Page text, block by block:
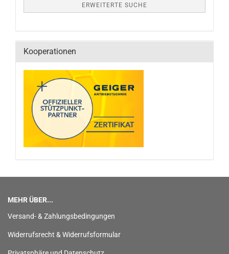
ERWEITERTE SUCHE
Kooperationen
MEHR ÜBER...
Versand- & Zahlungsbedingungen
Widerrufsrecht & Widerrufsformular